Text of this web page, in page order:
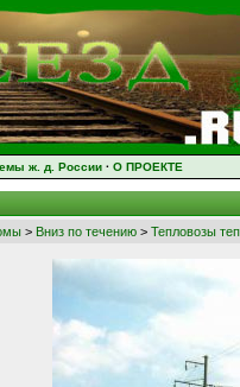
ж. д. России · О ПРОЕКТЕ
> Вниз по течению > Тепловозы